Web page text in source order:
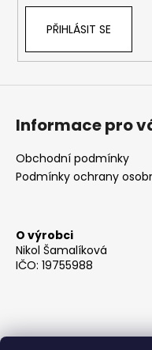
PŘIHLÁSIT SE
Informace pro
Obchodní podmínky
Podmínky ochrany
O výrobci
Nikol Šamalíková
IČO: 19755988